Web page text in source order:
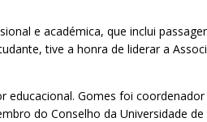
e académica, que inclui
tive a honra de liderar a
educacional. Gomes foi
do Conselho da Universidade